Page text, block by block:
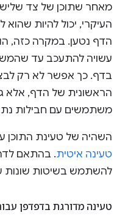
מאחר שתוכן של צד
העיקרי, יכול להיות שהוא
הדף נטען. במקרה כזה,
עשויה להתעכב עד
בדף. כך אפשר לא רק
הראשונית של הדף, אלא
משתמשים עם חבילות
השהיה של טעינת התוכן
טעינה איטית. בהתאם
להשתמש בשיטות שונות
טעינה מדורגת בדפדפן